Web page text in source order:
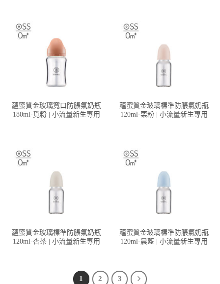
蘊蜜質金玻璃寬口防脹氣奶瓶
180ml-覓粉 | 小流量新生專用
蘊蜜質金玻璃標準防脹氣奶瓶
120ml-栗粉 | 小流量新生專用
蘊蜜質金玻璃標準防脹氣奶瓶
120ml-杏茶 | 小流量新生專用
蘊蜜質金玻璃標準防脹氣奶瓶
120ml-晨藍 | 小流量新生專用
1 2 3